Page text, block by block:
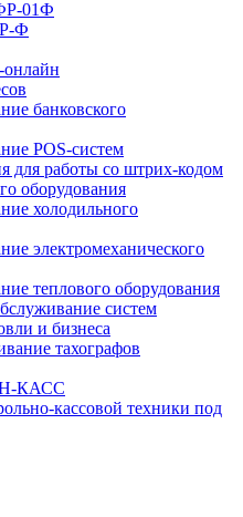
01Ф
Ф
банковского
POS-систем
для работы со штрих-кодом
оборудования
холодильного
электромеханического
теплового оборудования
систем
и бизнеса
тахографов
КАСС
кассовой техники под